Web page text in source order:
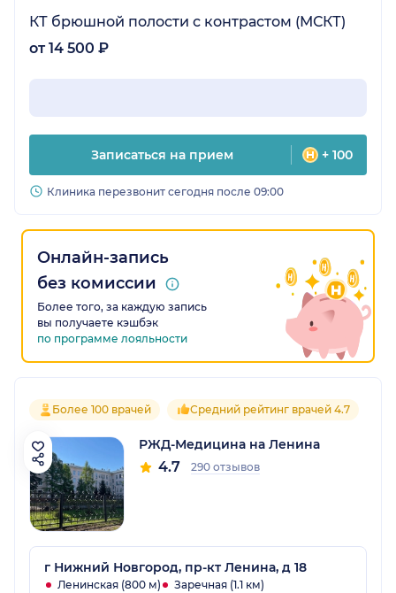
КТ брюшной полости с контрастом (МСКТ)
от 14 500 ₽
Записаться на прием + 100
Клиника перезвонит сегодня после 09:00
Онлайн-запись
без комиссии
Более того, за каждую запись
вы получаете кэшбэк
по программе лояльности
Более 100 врачей Средний рейтинг врачей 4.7
РЖД-Медицина на Ленина
4.7 290 отзывов
г Нижний Новгород, пр-кт Ленина, д 18
Ленинская (800 м)
Заречная (1.1 км)